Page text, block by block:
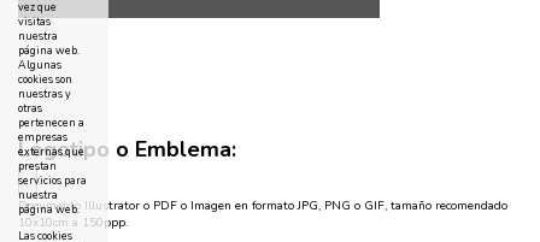
Logotipo o Emblema:
Documento Illustrator o PDF o Imagen en formato JPG, PNG o GIF, tamaño recomendado
10x10cm a 150ppp.
vez que
visitas
nuestra
página web.
Algunas
cookies son
nuestras y
otras
pertenecen a
empresas
externas que
prestan
servicios para
nuestra
página web.
Las cookies